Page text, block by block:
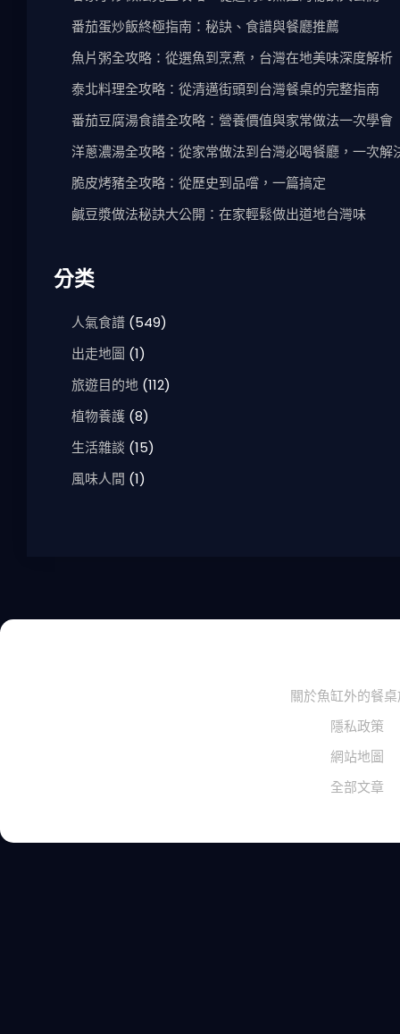
番茄蛋炒飯終極指南：秘訣、食譜與餐廳推薦
魚片粥全攻略：從選魚到烹煮，台灣在地美味深度解析
泰北料理全攻略：從清邁街頭到台灣餐桌的完整指南
番茄豆腐湯食譜全攻略：營養價值與家常做法一次學會
洋蔥濃湯全攻略：從家常做法到台灣必喝餐廳，一次解
脆皮烤豬全攻略：從歷史到品嚐，一篇搞定
鹹豆漿做法秘訣大公開：在家輕鬆做出道地台灣味
分类
人氣食譜 (549)
出走地圖 (1)
旅遊目的地 (112)
植物養護 (8)
生活雜談 (15)
風味人間 (1)
關於魚缸外的餐
隱私政策
網站地圖
全部文章